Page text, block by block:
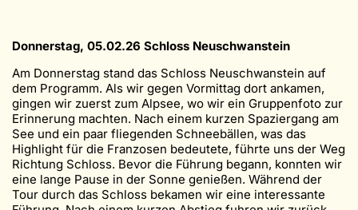
Donnerstag, 05.02.26 Schloss Neuschwanstein
Am Donnerstag stand das Schloss Neuschwanstein auf
dem Programm. Als wir gegen Vormittag dort ankamen,
gingen wir zuerst zum Alpsee, wo wir ein Gruppenfoto zur
Erinnerung machten. Nach einem kurzen Spaziergang am
See und ein paar fliegenden Schneebällen, was das
Highlight für die Franzosen bedeutete, führte uns der Weg
Richtung Schloss. Bevor die Führung begann, konnten wir
eine lange Pause in der Sonne genießen. Während der
Tour durch das Schloss bekamen wir eine interessante